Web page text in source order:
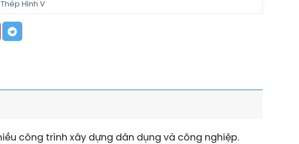
Thép Hình V
công trình xây dựng dân dụng và công nghiệp.